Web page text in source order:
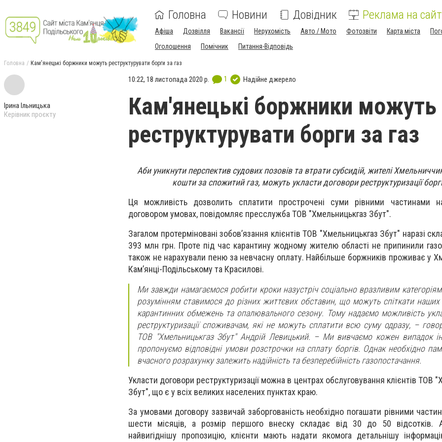
Головна Новини Довідник Реклама на
Афіша Дозвілля Вакансії Нерухомість Авто / Мото Фотозвіти Карта міста
Оголошення
Помічник Питання-Відповідь
Головна Кам'янецькі боржники можуть реструктурувати борги за газ
Ірина Ільницька
Керівник проєкту
10:22, 18 листопада 2020 р. 1 Надійне джерело
Кам'янецькі боржники можуть
реструктурувати борги за газ
Аби уникнути перспектив судових позовів та втрати субсидій, жителі
кошти за спожитий газ, можуть укласти договори реструктуризації
Ця можливість дозволить сплатити прострочені суми рівними частинами
договором умовах, повідомляє пресслужба ТОВ "Хмельницькгаз Збут".
Загалом протерміновані зобов’язання клієнтів ТОВ "Хмельницькгаз Збут" наразі
393 млн грн. Проте під час карантину жодному жителю області не припинили
також не нарахували пеню за невчасну оплату. Найбільше боржників проживає у
Кам’янці-Подільському та Красилові.
Ми завжди намагаємося робити кроки назустріч соціально вразливим
розумінням ставимося до різних життєвих обставин, що можуть спіткати наших
карантинних обмежень та опалювального сезону. Тому надаємо можливість
реструктуризації споживачам, які не можуть сплатити всю суму одразу, –
ТОВ "Хмельницькгаз Збут" Андрій Левицький. – Ми вивчаємо кожен випадок
пропонуємо відповідні умови розстрочки на сплату боргів. Однак необхідно
вчасного розрахунку залежить надійність та безперебійність газопостачання.
Укласти договори реструктуризації можна в центрах обслуговування клієнтів ТОВ
Збут", що є у всіх великих населених пунктах краю.
За умовами договору зазвичай заборгованість необхідно погашати рівними
шести місяців, а розмір першого внеску складає від 30 до 50 відсотків.
найвигіднішу пропозицію, клієнти мають надати якомога детальнішу